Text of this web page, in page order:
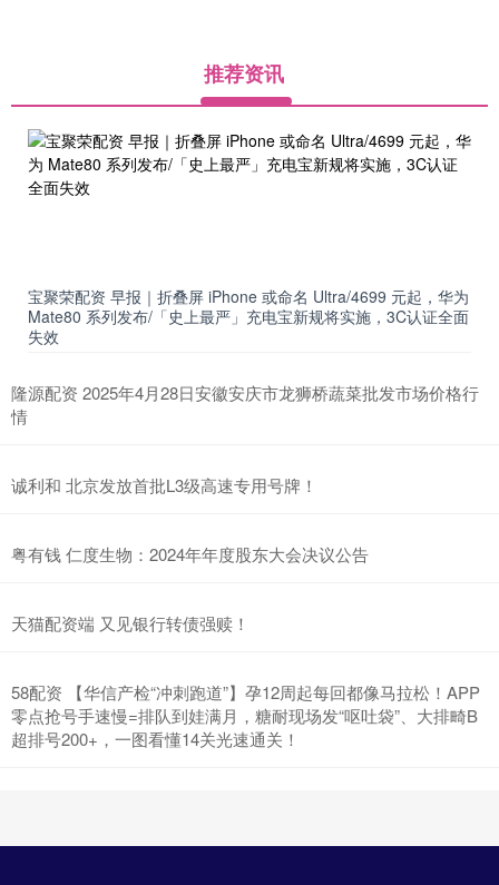
推荐资讯
宝聚荣配资 早报｜折叠屏 iPhone 或命名 Ultra/4699 元起，华为
Mate80 系列发布/「史上最严」充电宝新规将实施，3C认证全面
失效
隆源配资 2025年4月28日安徽安庆市龙狮桥蔬菜批发市场价格行
情
诚利和 北京发放首批L3级高速专用号牌！
粤有钱 仁度生物：2024年年度股东大会决议公告
天猫配资端 又见银行转债强赎！
58配资 【华信产检“冲刺跑道”】孕12周起每回都像马拉松！APP
零点抢号手速慢=排队到娃满月，糖耐现场发“呕吐袋”、大排畸B
超排号200+，一图看懂14关光速通关！